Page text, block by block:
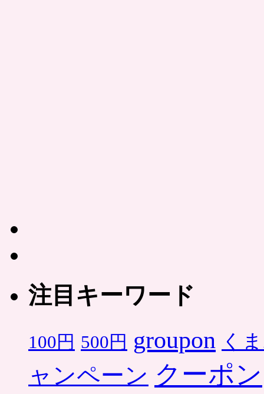
注目キーワード
100円 500円 groupon く
ャンペーン クーポン